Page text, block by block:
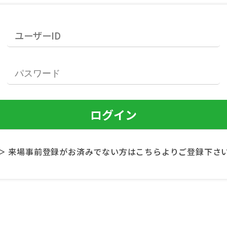
来場事前登録がお済みでない方はこちらよりご登録下さ